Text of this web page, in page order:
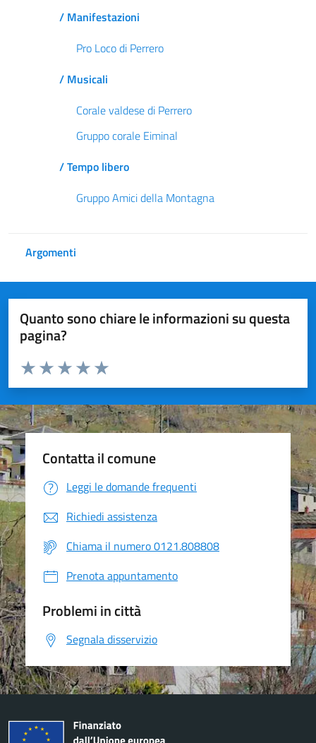
/ Manifestazioni
Pro Loco di Perrero
/ Musicali
Corale valdese di Perrero
Gruppo corale Eiminal
/ Tempo libero
Gruppo Amici della Montagna
Argomenti
Quanto sono chiare le informazioni su questa
pagina?
Valuta da 1 a 5 stelle la pagina
Valuta 5 stelle su 5
Valuta 4 stelle su 5
Valuta 3 stelle su 5
Valuta 2 stelle su 5
Valuta 1 stelle su 5
Contatta il comune
Leggi le domande frequenti
Richiedi assistenza
Chiama il numero 0121.808808
Prenota appuntamento
Problemi in città
Segnala disservizio